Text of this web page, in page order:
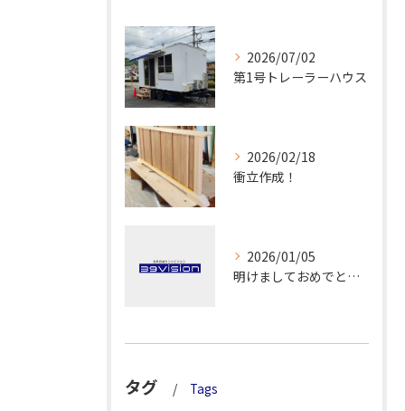
2026/07/02
第1号トレーラーハウス
2026/02/18
衝立作成！
2026/01/05
明けましておめでとうございます！
タグ Tags